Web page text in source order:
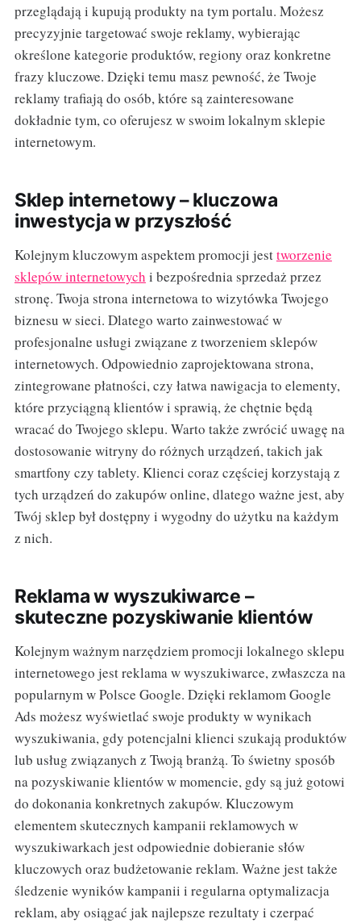
przeglądają i kupują produkty na tym portalu. Możesz
precyzyjnie targetować swoje reklamy, wybierając
określone kategorie produktów, regiony oraz konkretne
frazy kluczowe. Dzięki temu masz pewność, że Twoje
reklamy trafiają do osób, które są zainteresowane
dokładnie tym, co oferujesz w swoim lokalnym sklepie
internetowym.
Sklep internetowy – kluczowa
inwestycja w przyszłość
Kolejnym kluczowym aspektem promocji jesttworzenie
sklepów internetowych i bezpośrednia sprzedaż przez
stronę. Twoja strona internetowa to wizytówka Twojego
biznesu w sieci. Dlatego warto zainwestować w
profesjonalne usługi związane z tworzeniem sklepów
internetowych. Odpowiednio zaprojektowana strona,
zintegrowane płatności, czy łatwa nawigacja to elementy,
które przyciągną klientów i sprawią, że chętnie będą
wracać do Twojego sklepu. Warto także zwrócić uwagę na
dostosowanie witryny do różnych urządzeń, takich jak
smartfony czy tablety. Klienci coraz częściej korzystają z
tych urządzeń do zakupów online, dlatego ważne jest, aby
Twój sklep był dostępny i wygodny do użytku na każdym
z nich.
Reklama w wyszukiwarce –
skuteczne pozyskiwanie klientów
Kolejnym ważnym narzędziem promocji lokalnego sklepu
internetowego jest reklama w wyszukiwarce, zwłaszcza na
popularnym w Polsce Google. Dzięki reklamom Google
Ads możesz wyświetlać swoje produkty w wynikach
wyszukiwania, gdy potencjalni klienci szukają produktów
lub usług związanych z Twoją branżą. To świetny sposób
na pozyskiwanie klientów w momencie, gdy są już gotowi
do dokonania konkretnych zakupów. Kluczowym
elementem skutecznych kampanii reklamowych w
wyszukiwarkach jest odpowiednie dobieranie słów
kluczowych oraz budżetowanie reklam. Ważne jest także
śledzenie wyników kampanii i regularna optymalizacja
reklam, aby osiągać jak najlepsze rezultaty i czerpać